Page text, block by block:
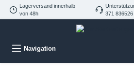
Lagerversand innerhalb
von 48h
371
Navigation